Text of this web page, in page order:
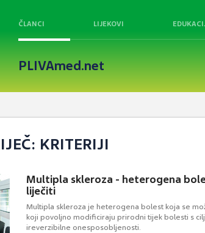
ČLANCI LIJEKOVI
PLIVAmed.net
KRITERIJI
Multipla skleroza - heterogena
liječiti
Multipla skleroza je heterogena bolest koja se
koji povoljno modificiraju prirodni tijek bolesti s
ireverzibilne onesposobljenosti.